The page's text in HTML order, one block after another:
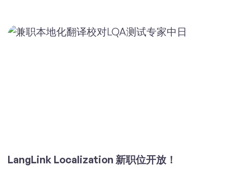
LangLink Localization 新职位开放！